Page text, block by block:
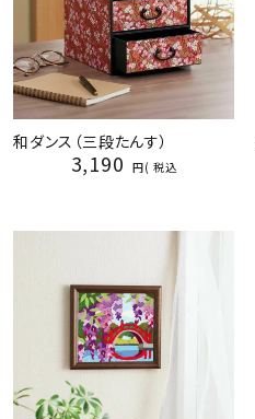
和ダンス（三段たんす）
3,190 税込